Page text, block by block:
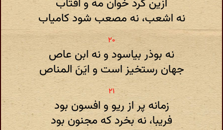
ازین گرد خوان مه و آفتاب
نه اشعب، نه مصعب شود کامیاب
نه بوذر بیاسود و نه ابن عاص
جهان رستخیز است و ایَنَ المناص
زمانه پر از ریو و افسون بود
فریبا، نه بخرد که مجنون بود